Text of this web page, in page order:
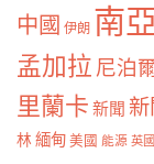
中國 伊朗 南亞
孟加拉 尼泊
里蘭卡 新聞
林 緬甸 美國 能源 英國